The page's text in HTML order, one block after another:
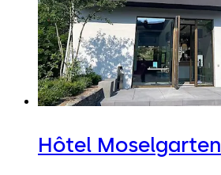
Hôtel Moselgarten